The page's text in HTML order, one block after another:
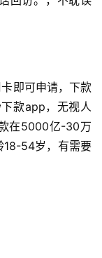
即可申请，下款
款app，无视人
在5000亿-30万
18-54岁，有需要